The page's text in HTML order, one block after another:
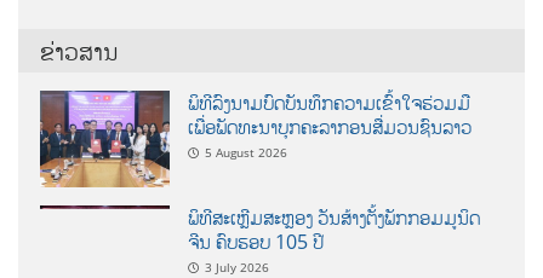
ຂ່າວສານ
ພິທີລົງນາມບົດບັນທຶກຄວາມເຂົ້າໃຈຮ່ວມມື
ເພື່ອພັດທະນາບຸກຄະລາກອນສື່ມວນຊົນລາວ
5 August 2026
ພິທີສະເຫຼີມສະຫຼອງ ວັນສ້າງຕັ້ງພັກກອມມູນິດ
ຈີນ ຄົບຮອບ 105 ປີ
3 July 2026